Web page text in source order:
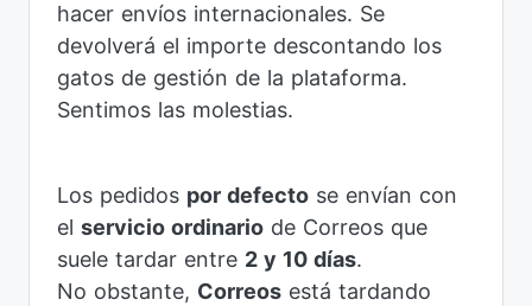
hacer envíos internacionales. Se
devolverá el importe descontando los
gatos de gestión de la plataforma.
Sentimos las molestias.
Los pedidos por defectose envían con
el servicio ordinariode Correos que
suele tardar entre 2 y 10 días.
No obstante, Correosestá tardando